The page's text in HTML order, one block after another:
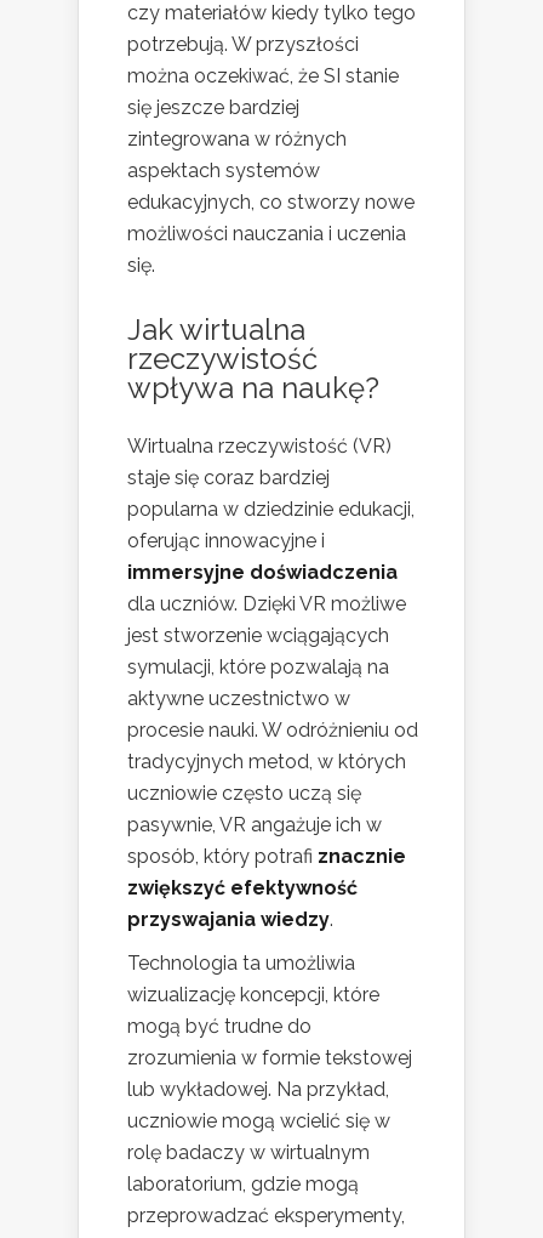
czy materiałów kiedy tylko tego
potrzebują. W przyszłości
można oczekiwać, że SI stanie
się jeszcze bardziej
zintegrowana w różnych
aspektach systemów
edukacyjnych, co stworzy nowe
możliwości nauczania i uczenia
się.
Jak wirtualna
rzeczywistość
wpływa na naukę?
Wirtualna rzeczywistość (VR)
staje się coraz bardziej
popularna w dziedzinie edukacji,
oferując innowacyjne i
immersyjne doświadczenia
dla uczniów. Dzięki VR możliwe
jest stworzenie wciągających
symulacji, które pozwalają na
aktywne uczestnictwo w
procesie nauki. W odróżnieniu od
tradycyjnych metod, w których
uczniowie często uczą się
pasywnie, VR angażuje ich w
sposób, który potrafi znacznie
zwiększyć efektywność
przyswajania wiedzy.
Technologia ta umożliwia
wizualizację koncepcji, które
mogą być trudne do
zrozumienia w formie tekstowej
lub wykładowej. Na przykład,
uczniowie mogą wcielić się w
rolę badaczy w wirtualnym
laboratorium, gdzie mogą
przeprowadzać eksperymenty,